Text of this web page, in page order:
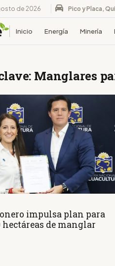
de 2026 Pico y Placa,
Inicio Energía Minería
Manglares
impulsa plan para
hectáreas de manglar